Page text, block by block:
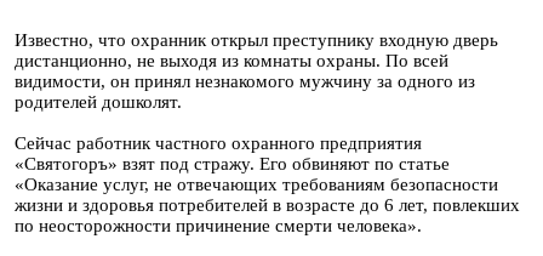
Известно, что охранник открыл преступнику входную дверь
дистанционно, не выходя из комнаты охраны. По всей
видимости, он принял незнакомого мужчину за одного из
родителей дошколят.
Сейчас работник частного охранного предприятия
«Святогоръ» взят под стражу. Его обвиняют по статье
«Оказание услуг, не отвечающих требованиям безопасности
жизни и здоровья потребителей в возрасте до 6 лет, повлекших
по неосторожности причинение смерти человека».